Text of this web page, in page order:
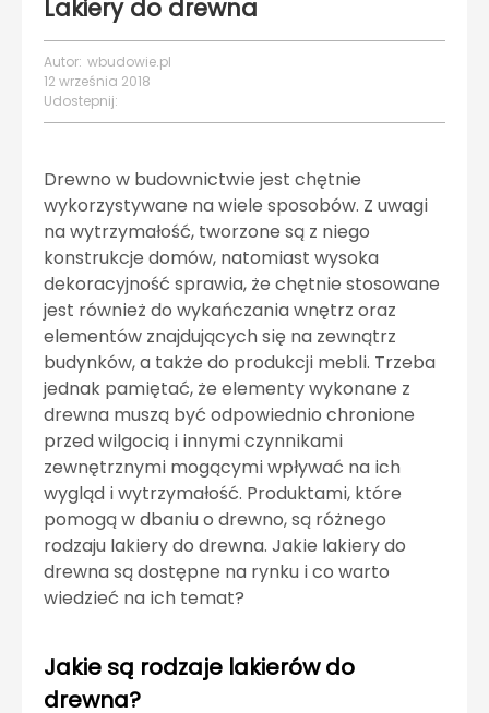
Lakiery do drewna
Autor: wbudowie.pl
12 września 2018
Udostepnij:
Drewno w budownictwie jest chętnie
wykorzystywane na wiele sposobów. Z uwagi
na wytrzymałość, tworzone są z niego
konstrukcje domów, natomiast wysoka
dekoracyjność sprawia, że chętnie stosowane
jest również do wykańczania wnętrz oraz
elementów znajdujących się na zewnątrz
budynków, a także do produkcji mebli. Trzeba
jednak pamiętać, że elementy wykonane z
drewna muszą być odpowiednio chronione
przed wilgocią i innymi czynnikami
zewnętrznymi mogącymi wpływać na ich
wygląd i wytrzymałość. Produktami, które
pomogą w dbaniu o drewno, są różnego
rodzaju lakiery do drewna. Jakie lakiery do
drewna są dostępne na rynku i co warto
wiedzieć na ich temat?
Jakie są rodzaje lakierów do
drewna?